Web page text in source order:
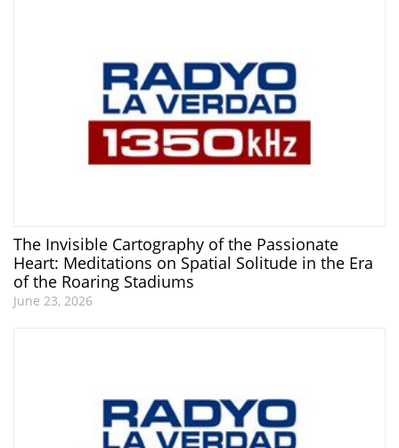
The Invisible Cartography of the Passionate
Heart: Meditations on Spatial Solitude in the Era
of the Roaring Stadiums
June 23, 2026